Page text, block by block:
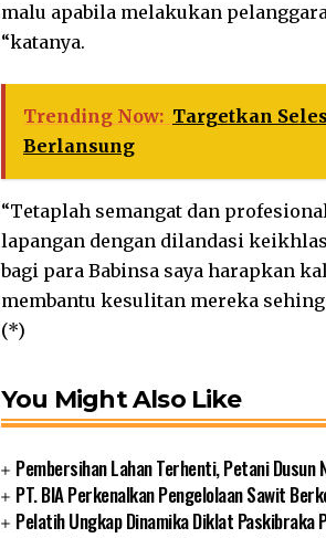
malu apabila melakukan
“katanya.
Trending Now: Targetkan
Berlansung
“Tetaplah semangat dan
lapangan dengan dilandasi
bagi para Babinsa saya harapkan
membantu kesulitan mereka
(*)
You Might Also Like
Pembersihan Lahan Terhenti, Petani
PT. BIA Perkenalkan Pengelolaan Sawit
Pelatih Ungkap Dinamika Diklat